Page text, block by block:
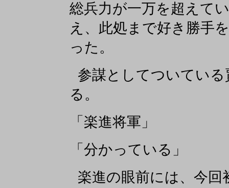
総兵力が一万を超えて
え、此処まで好き勝手
った。
参謀としてついてい
る。
「楽進将軍」
「分かっている」
楽進の眼前には、今